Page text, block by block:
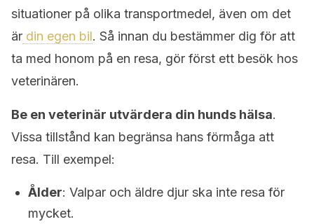
situationer på olika transportmedel, även om det
är din egen bil. Så innan du bestämmer dig för att
ta med honom på en resa, gör först ett besök hos
veterinären.
Be en veterinär utvärdera din hunds hälsa.
Vissa tillstånd kan begränsa hans förmåga att
resa. Till exempel:
Ålder: Valpar och äldre djur ska inte resa för
mycket.